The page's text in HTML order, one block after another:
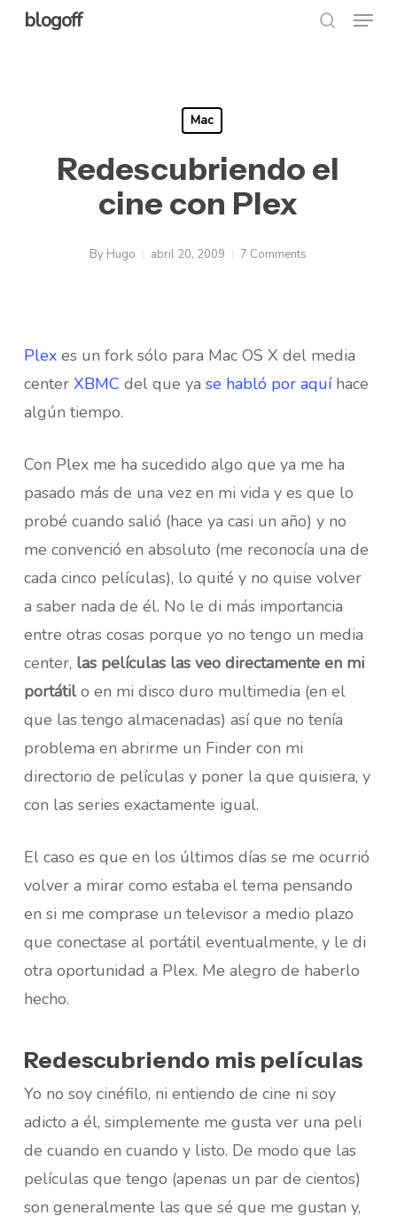
Skipblogoff Menu
Mac
Redescubriendo el
cine con Plex
By Hugo abril 20, 2009 7 Comments
Plexes un fork sólo para Mac OS X del media
center XBMC del que ya se habló por aquíhace
algún tiempo.
Con Plex me ha sucedido algo que ya me ha
pasado más de una vez en mi vida y es que lo
probé cuando salió (hace ya casi un año) y no
me convenció en absoluto (me reconocía una de
cada cinco películas), lo quité y no quise volver
a saber nada de él. No le di más importancia
entre otras cosas porque yo no tengo un media
center, las películas las veo directamente en mi
portátilo en mi disco duro multimedia (en el
que las tengo almacenadas) así que no tenía
problema en abrirme un Finder con mi
directorio de películas y poner la que quisiera, y
con las series exactamente igual.
El caso es que en los últimos días se me ocurrió
volver a mirar como estaba el tema pensando
en si me comprase un televisor a medio plazo
que conectase al portátil eventualmente, y le di
otra oportunidad a Plex. Me alegro de haberlo
hecho.
Redescubriendo mis películas
Yo no soy cinéfilo, ni entiendo de cine ni soy
adicto a él, simplemente me gusta ver una peli
de cuando en cuando y listo. De modo que las
películas que tengo (apenas un par de cientos)
son generalmente las que sé que me gustan y,